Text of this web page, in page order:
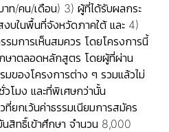
าท/คน/เดือน) 3) ผู้ที่ได้รับผลกระ
บในพื้นที่จังหวัดภาคใต้ และ 4)
มการเห็นสมควร โดยโครงการนี้
กษาตลอดหลักสูตร โดยผู้ที่ผ่าน
ของโครงการต่าง ๆ รวมแล้วไม่
โมง และที่พิเศษกว่านั้น
ที่ยกเว้นค่าธรรมเนียมการสมัคร
สิทธิ์เข้าศึกษา จำนวน 8,000